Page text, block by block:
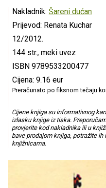
Nakladnik: Šareni dućan
Prijevod: Renata Kuchar
12/2012.
144 str., meki uvez
ISBN 9789533200477
Cijena: 9.16 eur
Preračunato po fiksnom tečaju
Cijene knjiga su informativnog
izlasku knjige iz tiska.
provjerite kod nakladnika ili u
bave prodajom knjiga, potražite
knjižnicama.